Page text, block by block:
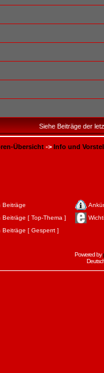
Siehe Beiträge der
Übersicht -> Info und
Beiträge
[ Top-Thema ]
[ Gesperrt ]
Powered by